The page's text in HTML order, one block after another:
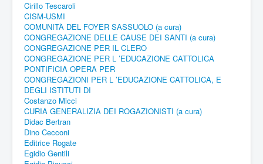
Cirillo Tescaroli
CISM-USMI
COMUNITÀ DEL FOYER SASSUOLO (a cura)
CONGREGAZIONE DELLE CAUSE DEI SANTI (a cura)
CONGREGAZIONE PER IL CLERO
CONGREGAZIONE PER L ’EDUCAZIONE CATTOLICA
PONTIFICIA OPERA PER
CONGREGAZIONI PER L ’EDUCAZIONE CATTOLICA, E
DEGLI ISTITUTI DI
Costanzo Micci
CURIA GENERALIZIA DEI ROGAZIONISTI (a cura)
Didac Bertran
Dino Cecconi
Editrice Rogate
Egidio Gentili